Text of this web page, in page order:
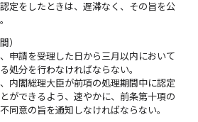
定をしたときは、遅滞なく、その旨を公
）
申請を受理した日から三月以内において
処分を行わなければならない。
内閣総理大臣が前項の処理期間中に認定
ができるよう、速やかに、前条第十項の
同意の旨を通知しなければならない。